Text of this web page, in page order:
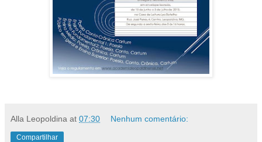
Alla Leopoldina at 07:30 Nenhum comentário:
Compartilhar